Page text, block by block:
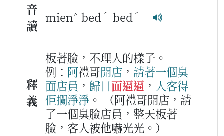
音
讀
mien^ bed ˊ bed ˊ
釋
義
板著臉，不理人的樣子。
例： 阿禮哥開店 ， 請著一個臭
面店員 ， 歸日面逼逼 ， 人客得
佢攔淨淨 。
（阿禮哥開店，請
了一個臭臉店員，整天板著
臉，客人被他嚇光光。）